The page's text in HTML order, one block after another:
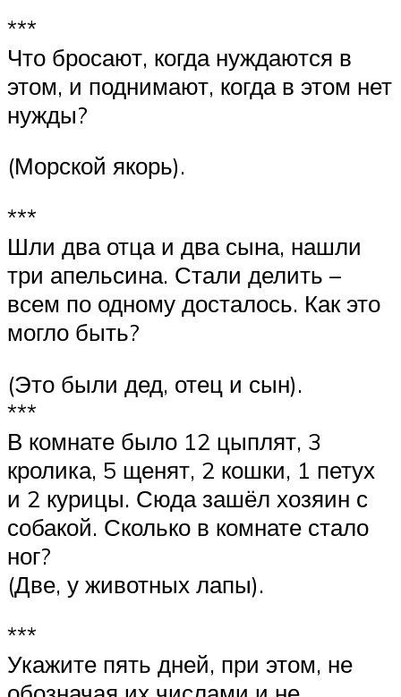
***
Что бросают, когда нуждаются в
этом, и поднимают, когда в этом нет
нужды?
(Морской якорь).
***
Шли два отца и два сына, нашли
три апельсина. Стали делить –
всем по одному досталось. Как это
могло быть?
(Это были дед, отец и сын).
***
В комнате было 12 цыплят, 3
кролика, 5 щенят, 2 кошки, 1 петух
и 2 курицы. Сюда зашёл хозяин с
собакой. Сколько в комнате стало
ног?
(Две, у животных лапы).
***
Укажите пять дней, при этом, не